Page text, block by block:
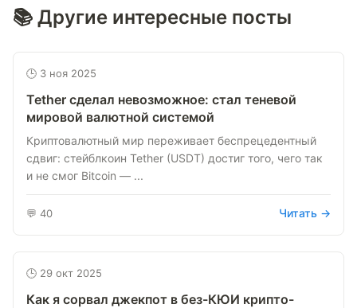
📚 Другие интересные посты
🕒 3 ноя 2025
Tether сделал невозможное: стал теневой
мировой валютной системой
Криптовалютный мир переживает беспрецедентный
сдвиг: стейблкоин Tether (USDT) достиг того, чего так
и не смог Bitcoin — ...
💬 40 Читать →
🕒 29 окт 2025
Как я сорвал джекпот в без-КЮИ крипто-